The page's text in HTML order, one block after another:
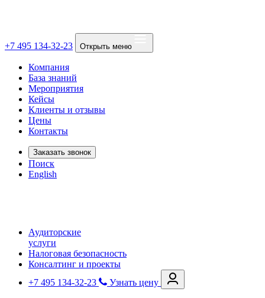
+7 495 134-32-23 Открыть меню
Компания
База знаний
Мероприятия
Кейсы
Клиенты и отзывы
Цены
Контакты
Заказать звонок
Поиск
English
Аудиторские
услуги
Налоговая безопасность
Консалтинг и проекты
+7 495 134-32-23
Узнать цену